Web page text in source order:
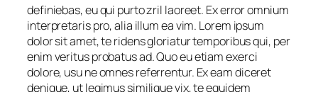
definiebas, eu qui purto zril laoreet. Ex error omnium
interpretaris pro, alia illum ea vim. Lorem ipsum
dolor sit amet, te ridens gloriatur temporibus qui, per
enim veritus probatus ad. Quo eu etiam exerci
dolore, usu ne omnes referrentur. Ex eam diceret
denique, ut legimus similique vix, te equidem